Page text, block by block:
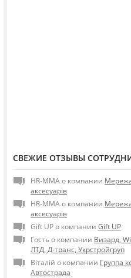
СВЕЖИЕ ОТЗЫВЫ
HR-MMA о компании
аксесуарів
HR-MMA о компании
аксесуарів
Gift UP о компании Gift UP
Гость о компании Визард,
ЛТД, Д-транс, Укрстройгруп
Віталій о компании Группа
Автострада